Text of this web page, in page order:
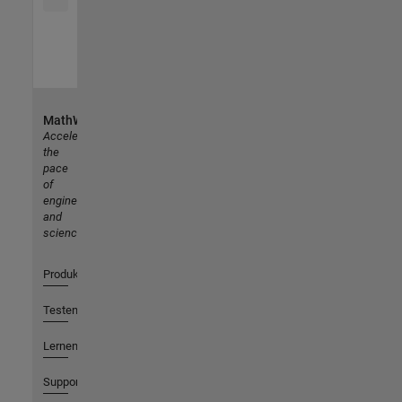
MathWorks
Accelerating
the
pace
of
engineering
and
science
Produkte
Testen oder Kaufen
Lernen
Support